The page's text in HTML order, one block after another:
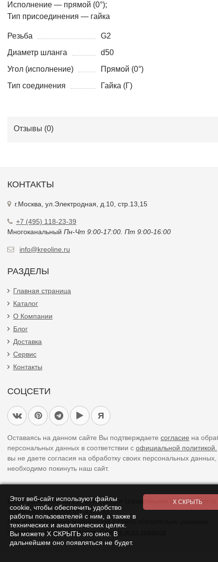
Исполнение — прямой (0°);
Тип присоединения — гайка
Резьба
G2
Диаметр шланга
d50
Угол (исполнение)
Прямой (0°)
Тип соединения
Гайка (Г)
Отзывы (0)
КОНТАКТЫ
г.Москва, ул.Электродная, д.10, стр.13,15
+7 (495) 118-23-39
Многоканальный Пн-Чт 9:00-17:00. Пт 9:00-16:00
info@kreoline.ru
РАЗДЕЛЫ
Главная страница
Каталог
О Компании
Блог
Доставка
Сервис
Контакты
СОЦСЕТИ
Я
Оставаясь на данном сайте Вы подтверждаете согласие на
персональных данных в соответствии с официальной политикой.
вы не даете согласия на обработку своих персональных
необходимо покинуть наш сайт.
Цены указанные на сайте являются справочными и не являются
публичной офертой (ст. 437 ГК).
При использовании
материалов
прямой ссылки на источник.Список всех товаров
Этот веб-сайт используют файлы
cookie, чтобы обеспечить удобство
работы пользователей с ним, а также в
технических и аналитических целях.
Вы можете Х СКРЫТЬ это окно. В
дальнейшем оно появляться не будет.